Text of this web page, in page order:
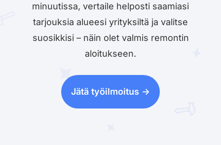
minuutissa, vertaile helposti saamiasi
tarjouksia alueesi yrityksiltä ja valitse
suosikkisi – näin olet valmis remontin
aloitukseen.
Jätä työilmoitus ->